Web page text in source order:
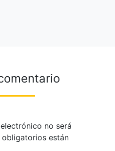
no será
obligatorios están